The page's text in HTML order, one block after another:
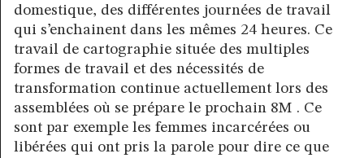
domestique, des différentes journées de travail
qui s’enchainent dans les mêmes 24 heures. Ce
travail de cartographie située des multiples
formes de travail et des nécessités de
transformation continue actuellement lors des
assemblées où se prépare le prochain 8M . Ce
sont par exemple les femmes incarcérées ou
libérées qui ont pris la parole pour dire ce que